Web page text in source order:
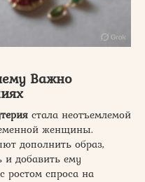
Важно
стала неотъемлемой
женщины.
дополнить образ,
и добавить ему
ростом спроса на